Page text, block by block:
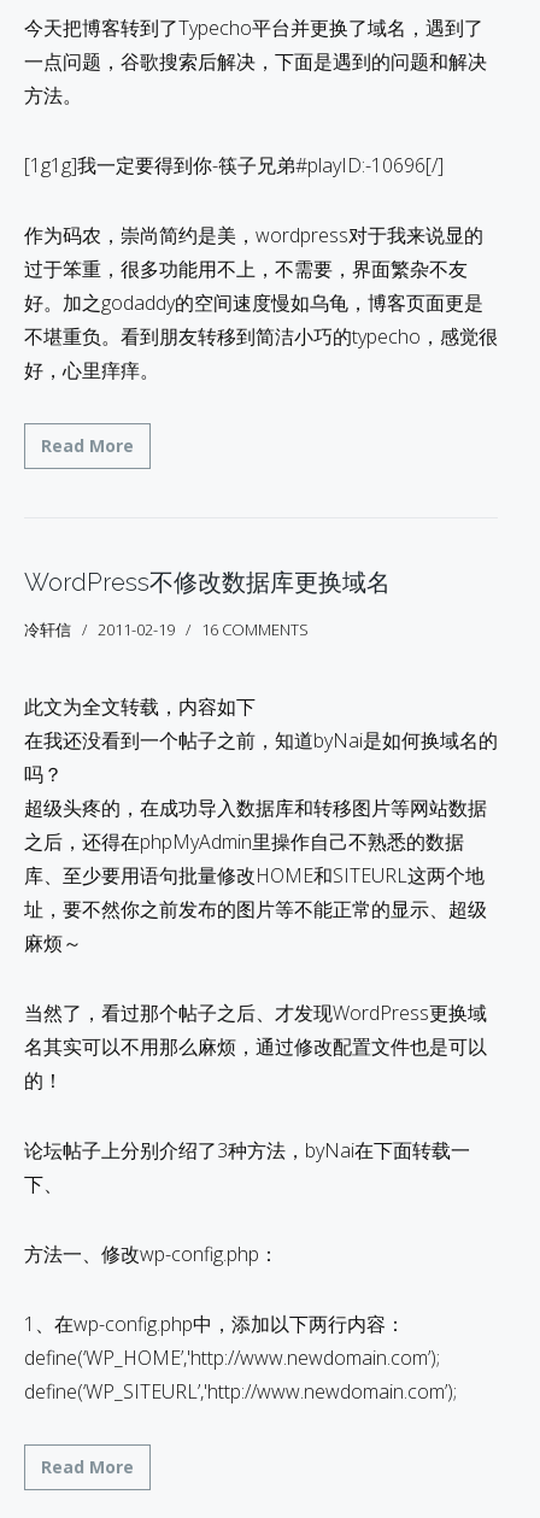
今天把博客转到了Typecho平台并更换了域名，遇到了
一点问题，谷歌搜索后解决，下面是遇到的问题和解决
方法。
[1g1g]我一定要得到你-筷子兄弟#playID:-10696[/]
作为码农，崇尚简约是美，wordpress对于我来说显的
过于笨重，很多功能用不上，不需要，界面繁杂不友
好。加之godaddy的空间速度慢如乌龟，博客页面更是
不堪重负。看到朋友转移到简洁小巧的typecho，感觉很
好，心里痒痒。
Read More
WordPress不修改数据库更换域名
冷轩信 2011-02-19 16 COMMENTS
此文为全文转载，内容如下
在我还没看到一个帖子之前，知道byNai是如何换域名的
吗？
超级头疼的，在成功导入数据库和转移图片等网站数据
之后，还得在phpMyAdmin里操作自己不熟悉的数据
库、至少要用语句批量修改HOME和SITEURL这两个地
址，要不然你之前发布的图片等不能正常的显示、超级
麻烦～
当然了，看过那个帖子之后、才发现WordPress更换域
名其实可以不用那么麻烦，通过修改配置文件也是可以
的！
论坛帖子上分别介绍了3种方法，byNai在下面转载一
下、
方法一、修改wp-config.php：
1、在wp-config.php中，添加以下两行内容：
define(‘WP_HOME’,'http://www.newdomain.com’);
define(‘WP_SITEURL’,'http://www.newdomain.com’);
Read More